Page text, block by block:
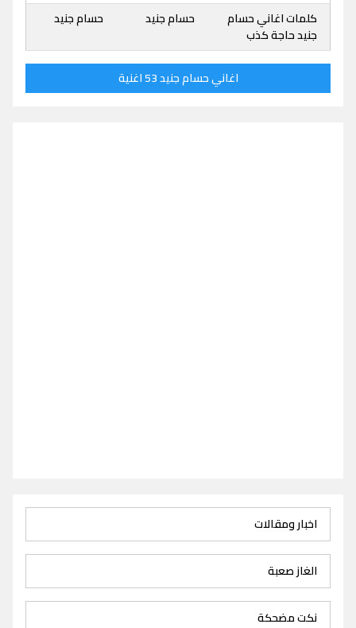
كلمات اغاني حسام
جنيد حاجة كذب
حسام جنيد حسام جنيد
اغاني حسام جنيد 53 اغنية
اخبار ومقالات
الغاز صعبة
نكت مضحكة